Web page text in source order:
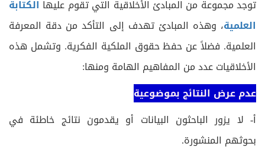
توجد مجموعة من المبادئ الأخلاقية التي تقوم عليها الكتابة
العلمية، وهذه المبادئ تهدف إلى التأكد من دقة المعرفة
العلمية. فضلاً عن حفظ حقوق الملكية الفكرية. وتشمل هذه
الأخلاقيات عدد من المفاهيم الهامة ومنها:
عدم عرض النتائج بموضوعية
أ- لا يزور الباحثون البيانات أو يقدمون نتائج خاطئة في
بحوثهم المنشورة.